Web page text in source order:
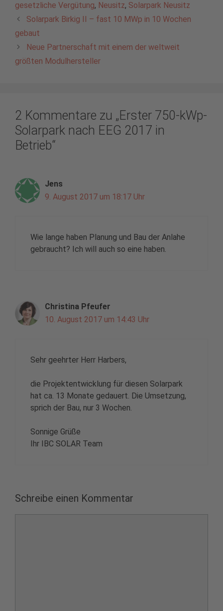
gesetzliche Vergütung, Neusitz, Solarpark Neusitz
Solarpark Birkig II – fast 10 MWp in 10 Wochen
gebaut
Neue Partnerschaft mit einem der weltweit
größten Modulhersteller
2 Kommentare zu „Erster 750-kWp-
Solarpark nach EEG 2017 in
Betrieb“
Jens
9. August 2017 um 18:17 Uhr
Wie lange haben Planung und Bau der Anlahe
gebraucht? Ich will auch so eine haben.
Christina Pfeufer
10. August 2017 um 14:43 Uhr
Sehr geehrter Herr Harbers,
die Projektentwicklung für diesen Solarpark
hat ca. 13 Monate gedauert. Die Umsetzung,
sprich der Bau, nur 3 Wochen.
Sonnige Grüße
Ihr IBC SOLAR Team
Schreibe einen Kommentar